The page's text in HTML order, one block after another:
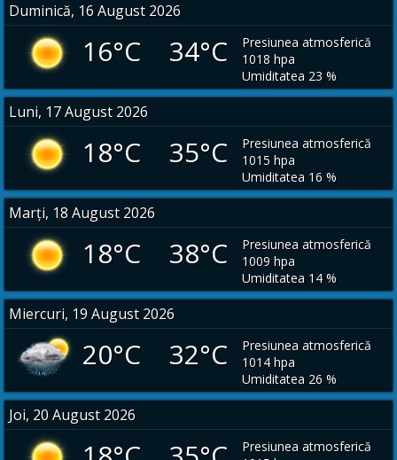
Duminică, 16 August 2026
16°C 34°C
Presiunea atmosferică
1018 hpa
Umiditatea 23 %
Luni, 17 August 2026
18°C 35°C
Presiunea atmosferică
1015 hpa
Umiditatea 16 %
Marți, 18 August 2026
18°C 38°C
Presiunea atmosferică
1009 hpa
Umiditatea 14 %
Miercuri, 19 August 2026
20°C 32°C
Presiunea atmosferică
1014 hpa
Umiditatea 26 %
Joi, 20 August 2026
Presiunea atmosferică